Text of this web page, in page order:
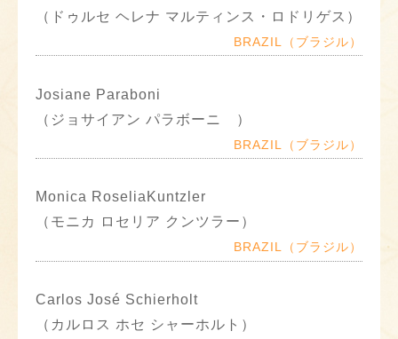
（ドゥルセ ヘレナ マルティンス・ロドリゲス）
BRAZIL（ブラジル）
Josiane Paraboni
（ジョサイアン パラボーニ ）
BRAZIL（ブラジル）
Monica RoseliaKuntzler
（モニカ ロセリア クンツラー）
BRAZIL（ブラジル）
Carlos José Schierholt
（カルロス ホセ シャーホルト）